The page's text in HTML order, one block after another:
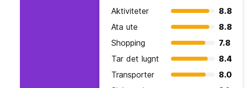
Aktiviteter
8.8
Ata ute
8.8
Shopping
7.8
Tar det lugnt
8.4
Transporter
8.0